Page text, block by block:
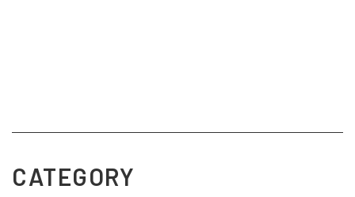
CATEGORY